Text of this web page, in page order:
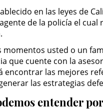
en las leyes de
de la policía el
momentos usted o un
que cuente con la
encontrar las mejores
las estrategias
entender